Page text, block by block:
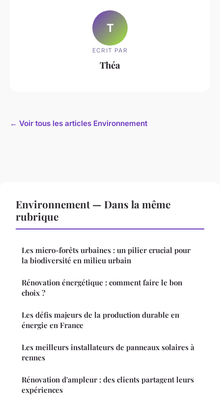
T
ECRIT PAR
Théa
← Voir tous les articles Environnement
Environnement — Dans la même
rubrique
Les micro-forêts urbaines : un pilier crucial pour
la biodiversité en milieu urbain
Rénovation énergétique : comment faire le bon
choix ?
Les défis majeurs de la production durable en
énergie en France
Les meilleurs installateurs de panneaux solaires à
rennes
Rénovation d'ampleur : des clients partagent leurs
expériences